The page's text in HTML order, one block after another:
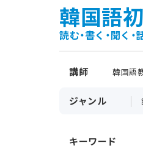
韓国語
読む・書く・聞く・
講師 韓国語
ジャンル
キーワード